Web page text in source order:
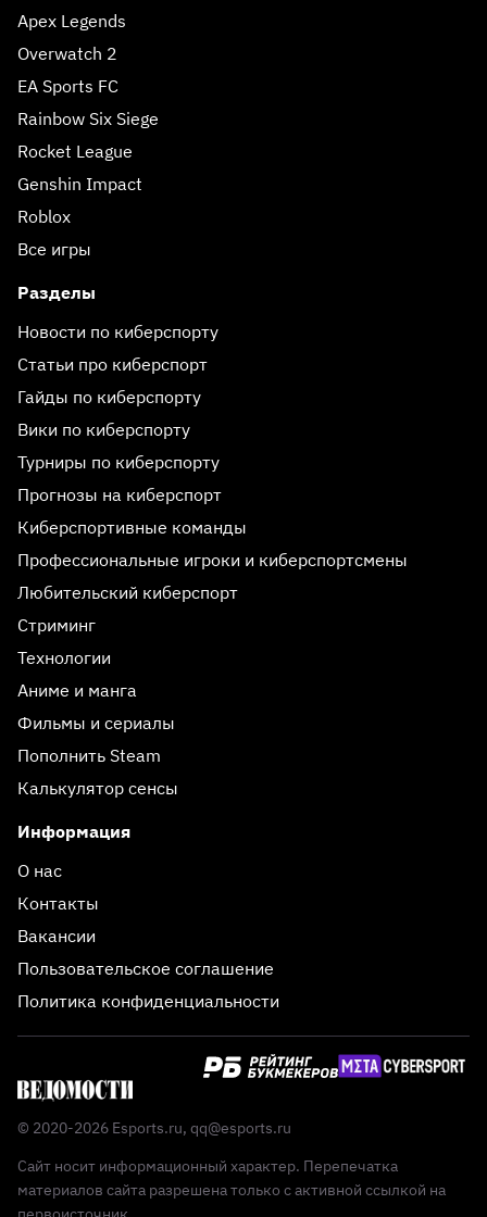
Apex Legends
Overwatch 2
EA Sports FC
Rainbow Six Siege
Rocket League
Genshin Impact
Roblox
Все игры
Разделы
Новости по киберспорту
Статьи про киберспорт
Гайды по киберспорту
Вики по киберспорту
Турниры по киберспорту
Прогнозы на киберспорт
Киберспортивные команды
Профессиональные игроки и киберспортсмены
Любительский киберспорт
Стриминг
Технологии
Аниме и манга
Фильмы и сериалы
Пополнить Steam
Калькулятор сенсы
Информация
О нас
Контакты
Вакансии
Пользовательское соглашение
Политика конфиденциальности
© 2020-2026 Esports.ru, qq@esports.ru
Сайт носит информационный характер. Перепечатка
материалов сайта разрешена только с активной ссылкой на